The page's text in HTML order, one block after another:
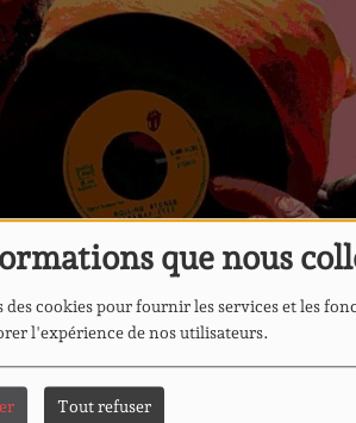
que nous
des cookies pour fournir les services et les
l'expérience de nos utilisateurs.
Tout refuser